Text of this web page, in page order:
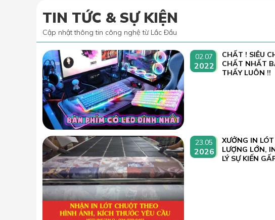
TIN TỨC & SỰ KIỆN
Cập nhật thông tin công nghệ từ Lắc Đầu
02.07
2022
CHẤT ! SIÊU
CHẤT NHẤT
THẤY LUÔN !!
23.05
2026
XƯỞNG IN
LƯỢNG LỚN,
LÝ SỰ KIẾN